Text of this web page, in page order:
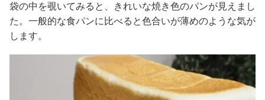
袋の中を覗いてみると、きれいな焼き色のパンが見えまし
た。一般的な食パンに比べると色合いが薄めのような気が
します。